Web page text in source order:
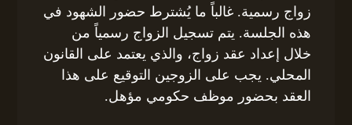
زواج رسمية. غالباً ما يُشترط حضور الشهود في
هذه الجلسة. يتم تسجيل الزواج رسمياً من
خلال إعداد عقد زواج، والذي يعتمد على القانون
المحلي. يجب على الزوجين التوقيع على هذا
العقد بحضور موظف حكومي مؤهل.